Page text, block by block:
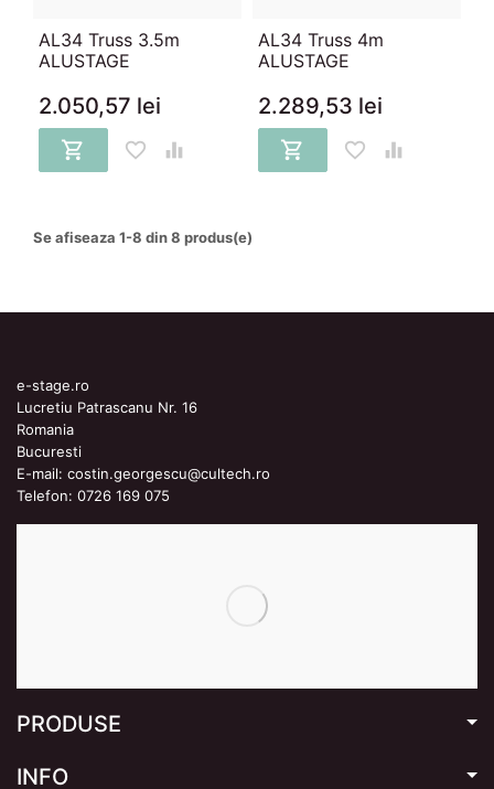
AL34 Truss 3.5m
ALUSTAGE
2.050,57 lei
  
AL34 Truss 4m
ALUSTAGE
2.289,53 lei
  
Se afiseaza 1-8 din 8 produs(e)
e-stage.ro
Lucretiu Patrascanu Nr. 16
Romania
Bucuresti
E-mail: costin.georgescu@cultech.ro
Telefon: 0726 169 075
PRODUSE
INFO